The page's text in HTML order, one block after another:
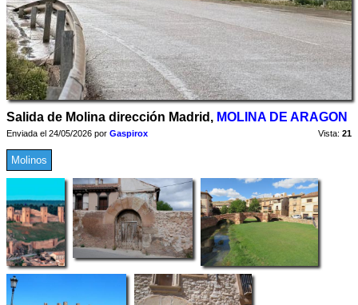
Salida de Molina dirección Madrid, MOLINA DE ARAGON
Enviada el 24/05/2026 por Gaspirox Vista: 21
Molinos